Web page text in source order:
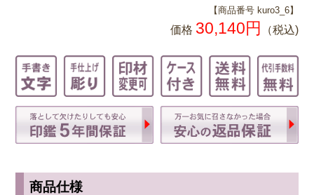
【商品番号 kuro3_6】
価格 30,140円 （税込)
商品仕様